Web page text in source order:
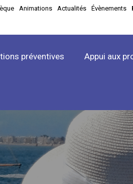
Animations Actualités Évènements
préventives Appui aux